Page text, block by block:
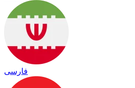
فارسی